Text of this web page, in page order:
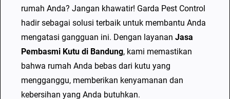
rumah Anda? Jangan khawatir! Garda Pest Control
hadir sebagai solusi terbaik untuk membantu Anda
mengatasi gangguan ini. Dengan layanan Jasa
Pembasmi Kutu di Bandung, kami memastikan
bahwa rumah Anda bebas dari kutu yang
mengganggu, memberikan kenyamanan dan
kebersihan yang Anda butuhkan.